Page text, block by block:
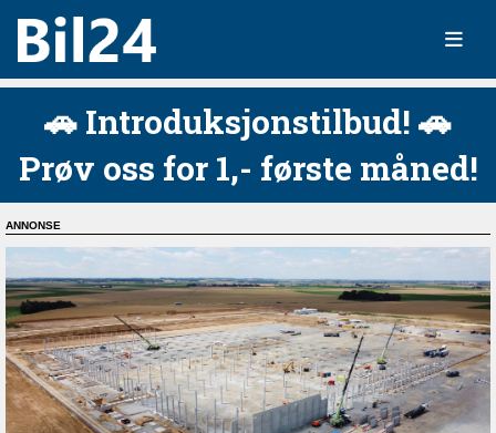
🚗 Introduksjonstilbud! 🚗
Prøv oss for 1,- første måned!